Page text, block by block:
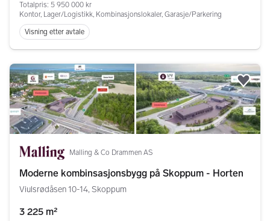
Totalpris: 5 950 000 kr
Kontor, Lager/Logistikk, Kombinasjonslokaler, Garasje/Parkering
Visning etter avtale
Malling & Co Drammen AS
Moderne kombinsasjonsbygg på Skoppum - Horten
Viulsrødåsen 10-14, Skoppum
3 225 m²